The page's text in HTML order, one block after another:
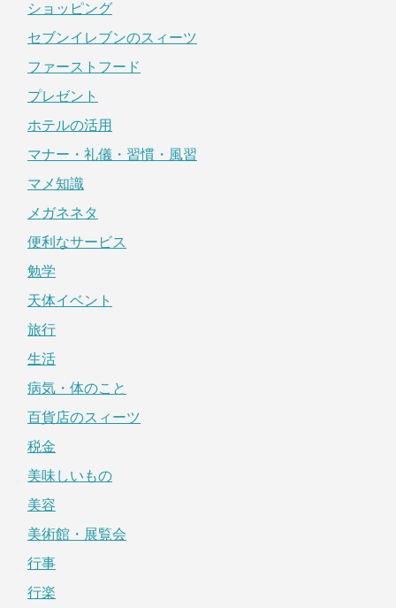
ショッピング
セブンイレブンのスィーツ
ファーストフード
プレゼント
ホテルの活用
マナー・礼儀・習慣・風習
マメ知識
メガネネタ
便利なサービス
勉学
天体イベント
旅行
生活
病気・体のこと
百貨店のスィーツ
税金
美味しいもの
美容
美術館・展覧会
行事
行楽